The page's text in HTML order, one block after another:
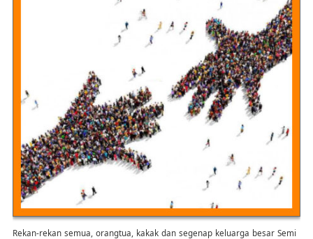
Rekan-rekan semua, orangtua, kakak dan segenap keluarga besar Semi